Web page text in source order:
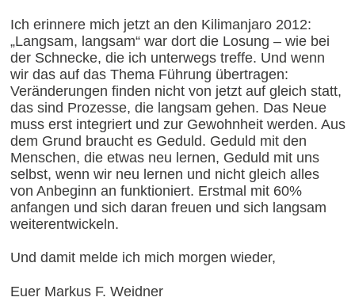
Ich erinnere mich jetzt an den Kilimanjaro 2012:
„Langsam, langsam“ war dort die Losung – wie bei
der Schnecke, die ich unterwegs treffe. Und wenn
wir das auf das Thema Führung übertragen:
Veränderungen finden nicht von jetzt auf gleich statt,
das sind Prozesse, die langsam gehen. Das Neue
muss erst integriert und zur Gewohnheit werden. Aus
dem Grund braucht es Geduld. Geduld mit den
Menschen, die etwas neu lernen, Geduld mit uns
selbst, wenn wir neu lernen und nicht gleich alles
von Anbeginn an funktioniert. Erstmal mit 60%
anfangen und sich daran freuen und sich langsam
weiterentwickeln.
Und damit melde ich mich morgen wieder,
Euer Markus F. Weidner